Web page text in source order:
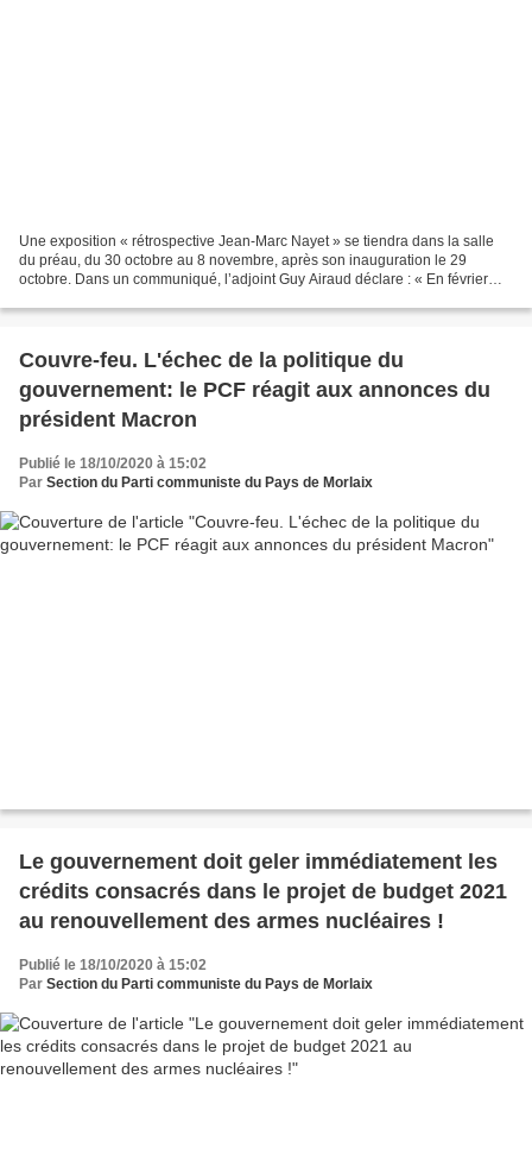
Une exposition « rétrospective Jean-Marc Nayet » se tiendra dans la salle
du préau, du 30 octobre au 8 novembre, après son inauguration le 29
octobre. Dans un communiqué, l’adjoint Guy Airaud déclare : « En février
Couvre-feu. L'échec de la politique du
gouvernement: le PCF réagit aux annonces du
président Macron
Publié le 18/10/2020 à 15:02
Par Section du Parti communiste du Pays de Morlaix
Le gouvernement doit geler immédiatement les
crédits consacrés dans le projet de budget 2021
au renouvellement des armes nucléaires !
Publié le 18/10/2020 à 15:02
Par Section du Parti communiste du Pays de Morlaix